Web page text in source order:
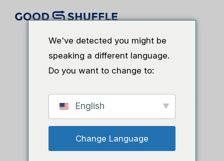
Logiciel de location de cabines photos
Réservation solide,
jamais de double
réservation.
We've detected you might be
speaking a different language.
Do you want to change to:
English
Change Language